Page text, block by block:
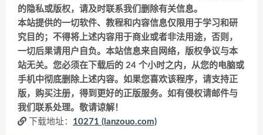
的隐私或版权，请及时联系我们删除有关信息。
本站提供的一切软件、教程和内容信息仅限用于学习和研
究目的；不得将上述内容用于商业或者非法用途，否则，
一切后果请用户自负。本站信息来自网络，版权争议与本
站无关。您必须在下载后的 24 个小时之内，从您的电脑或
手机中彻底删除上述内容。如果您喜欢该程序，请支持正
版，购买注册，得到更好的正版服务。如有侵权请邮件与
我们联系处理。敬请谅解！
下载地址： 10271 (lanzouo.com)